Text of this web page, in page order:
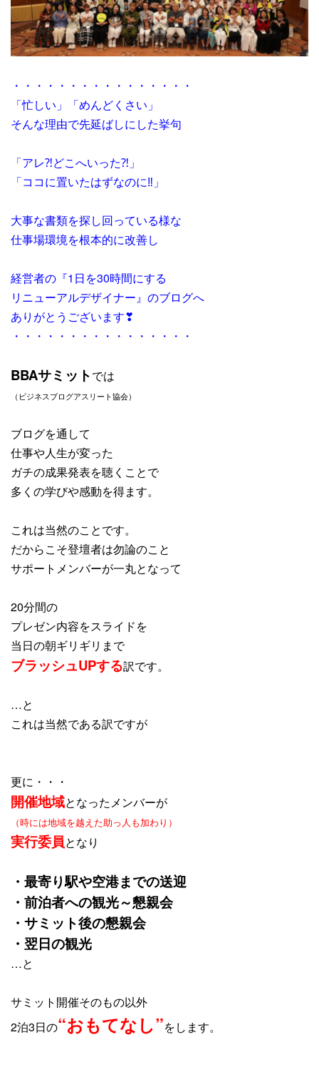
・・・・・・・・・・・・・・・・
「忙しい」「めんどくさい」
そんな理由で先延ばしにした挙句
「アレ⁈どこへいった⁈」
「ココに置いたはずなのに‼」
大事な書類を探し回っている様な
仕事場環境を根本的に改善し
経営者の『1日を30時間にする
リニューアルデザイナー』のブログへ
ありがとうございます❣
・・・・・・・・・・・・・・・・
BBAサミットでは
（ビジネスブログアスリート協会）
ブログを通して
仕事や人生が変った
ガチの成果発表を聴くことで
多くの学びや感動を得ます。
これは当然のことです。
だからこそ登壇者は勿論のこと
サポートメンバーが一丸となって
20分間の
プレゼン内容をスライドを
当日の朝ギリギリまで
ブラッシュUPする訳です。
…と
これは当然である訳ですが
更に・・・
開催地域となったメンバーが
（時には地域を越えた助っ人も加わり）
実行委員となり
・最寄り駅や空港までの送迎
・前泊者への観光～懇親会
・サミット後の懇親会
・翌日の観光
…と
サミット開催そのもの以外
2泊3日の“おもてなし”をします。